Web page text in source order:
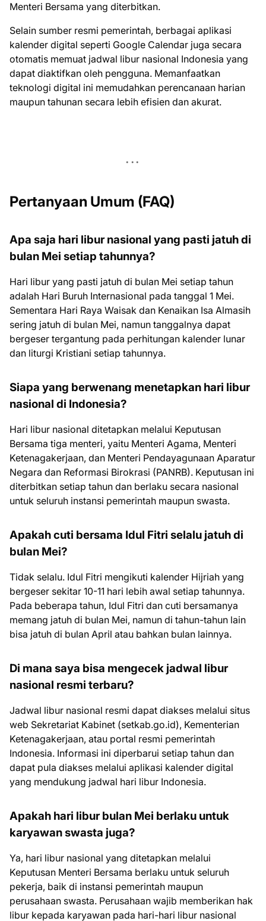
Menteri Bersama yang diterbitkan.
Selain sumber resmi pemerintah, berbagai aplikasi
kalender digital seperti Google Calendar juga secara
otomatis memuat jadwal libur nasional Indonesia yang
dapat diaktifkan oleh pengguna. Memanfaatkan
teknologi digital ini memudahkan perencanaan harian
maupun tahunan secara lebih efisien dan akurat.
Pertanyaan Umum (FAQ)
Apa saja hari libur nasional yang pasti jatuh di
bulan Mei setiap tahunnya?
Hari libur yang pasti jatuh di bulan Mei setiap tahun
adalah Hari Buruh Internasional pada tanggal 1 Mei.
Sementara Hari Raya Waisak dan Kenaikan Isa Almasih
sering jatuh di bulan Mei, namun tanggalnya dapat
bergeser tergantung pada perhitungan kalender lunar
dan liturgi Kristiani setiap tahunnya.
Siapa yang berwenang menetapkan hari libur
nasional di Indonesia?
Hari libur nasional ditetapkan melalui Keputusan
Bersama tiga menteri, yaitu Menteri Agama, Menteri
Ketenagakerjaan, dan Menteri Pendayagunaan Aparatur
Negara dan Reformasi Birokrasi (PANRB). Keputusan ini
diterbitkan setiap tahun dan berlaku secara nasional
untuk seluruh instansi pemerintah maupun swasta.
Apakah cuti bersama Idul Fitri selalu jatuh di
bulan Mei?
Tidak selalu. Idul Fitri mengikuti kalender Hijriah yang
bergeser sekitar 10-11 hari lebih awal setiap tahunnya.
Pada beberapa tahun, Idul Fitri dan cuti bersamanya
memang jatuh di bulan Mei, namun di tahun-tahun lain
bisa jatuh di bulan April atau bahkan bulan lainnya.
Di mana saya bisa mengecek jadwal libur
nasional resmi terbaru?
Jadwal libur nasional resmi dapat diakses melalui situs
web Sekretariat Kabinet (setkab.go.id), Kementerian
Ketenagakerjaan, atau portal resmi pemerintah
Indonesia. Informasi ini diperbarui setiap tahun dan
dapat pula diakses melalui aplikasi kalender digital
yang mendukung jadwal hari libur Indonesia.
Apakah hari libur bulan Mei berlaku untuk
karyawan swasta juga?
Ya, hari libur nasional yang ditetapkan melalui
Keputusan Menteri Bersama berlaku untuk seluruh
pekerja, baik di instansi pemerintah maupun
perusahaan swasta. Perusahaan wajib memberikan hak
libur kepada karyawan pada hari-hari libur nasional